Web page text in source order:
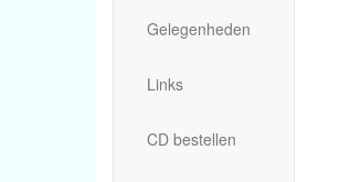
Gelegenheden
Links
CD bestellen